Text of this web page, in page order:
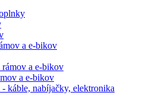
a e-bikov
a e-bikov
a e-bikov
káble, nabíjačky, elektronika